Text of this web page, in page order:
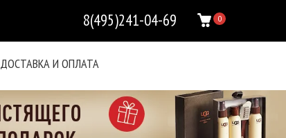
0
8(495)241-04-69
ДОСТАВКА И ОПЛАТА